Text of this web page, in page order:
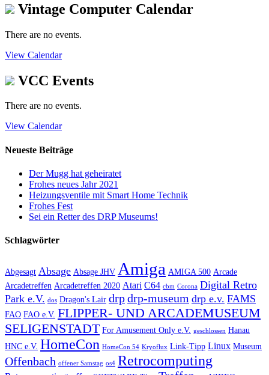
Vintage Computer Calendar
There are no events.
View Calendar
VCC Events
There are no events.
View Calendar
Neueste Beiträge
Der Mugg hat geheiratet
Frohes neues Jahr 2021
Heizungsventile mit Smart Home Technik
Frohes Fest
Sei ein Retter des DRP Museums!
Schlagwörter
Abgesagt Absage Absage JHV Amiga AMIGA 500 Arcade
Arcadetreffen Arcadetreffen 2020 Atari C64 cbm Corona Digital Retro
Park e.V. dos Dragon's Lair drpdrp-museum drp e.v. FAMS
FAO FAO e.V. FLIPPER- UND ARCADEMUSEUM
SELIGENSTADT For Amusement Only e.V. geschlossen Hanau
HNC e.V. HomeCon HomeCon 54 Kryoflux Link-Tipp Linux Museum
Offenbach offener Samstag os4 Retrocomputing